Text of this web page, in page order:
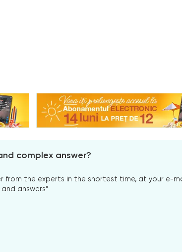
complex answer?
from the experts in the shortest time, at your e-
answers”